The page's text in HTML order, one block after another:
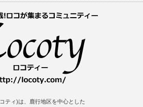
コティ)は、鹿行地区を中心とした